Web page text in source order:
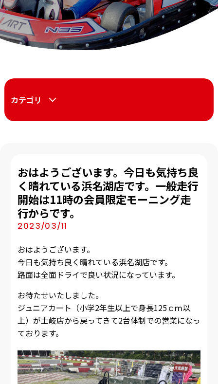
カテゴリ
おはようございます。今日も気持ち良
く晴れている浜名湖店です。一般走行
開始は11時の会員限定モーニング走
行からです。
2023/03/11
おはようございます。
今日も気持ち良く晴れている浜名湖店です。
路面は全面ドライで良い状況になっています。
お待たせいたしました。
ジュニアカート（小学2年生以上で身長125ｃｍ以
上）が土岐店から戻ってきて2台体制での営業になっ
ております。